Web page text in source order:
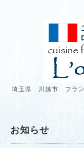
埼玉県 川越市 フラン
お知らせ